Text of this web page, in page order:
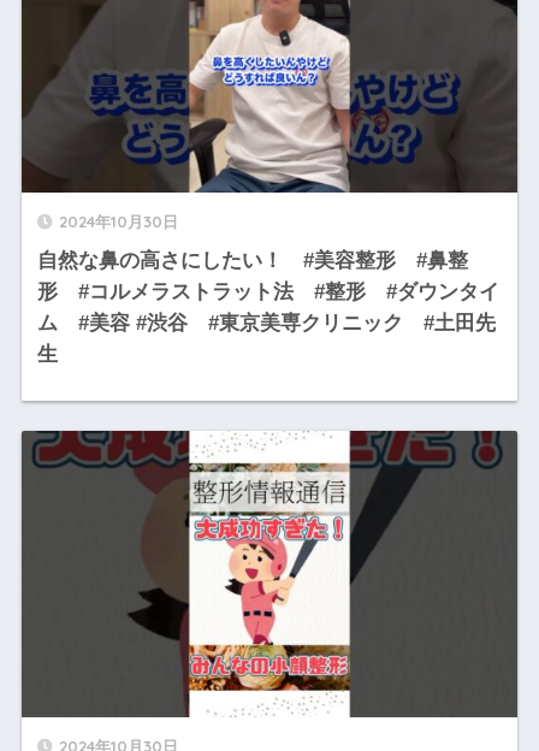
2024年10月30日
自然な鼻の高さにしたい！ #美容整形 #鼻整
形 #コルメラストラット法 #整形 #ダウンタイ
ム #美容 #渋谷 #東京美専クリニック #土田先
生
2024年10月30日